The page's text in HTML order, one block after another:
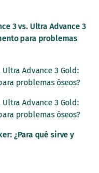
3 vs. Ultra Advance 3
para problemas
Advance 3 Gold:
problemas óseos?
Advance 3 Gold:
problemas óseos?
¿Para qué sirve y